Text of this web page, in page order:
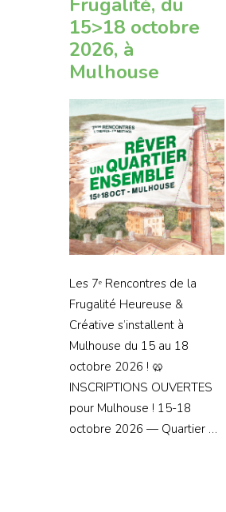
Frugalité, du
15>18 octobre
2026, à
Mulhouse
Les 7ᵉ Rencontres de la
Frugalité Heureuse &
Créative s’installent à
Mulhouse du 15 au 18
octobre 2026 ! 🥨
INSCRIPTIONS OUVERTES
pour Mulhouse ! 15-18
octobre 2026 — Quartier …